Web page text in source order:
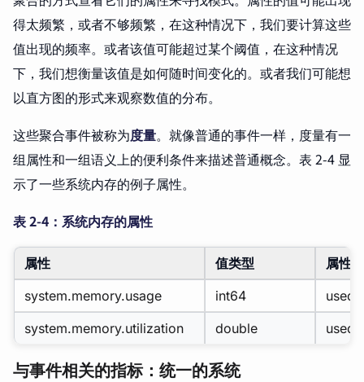
得太频繁，或者不够频繁，在这种情况下，我们要计算这些
值出现的频率。或者该值可能超过某个阈值，在这种情况
下，我们想衡量该值是如何随时间变化的。或者我们可能想
以直方图的形式来观察数值的分布。
这些聚合事件被称为度量。就像普通的事件一样，度量有一
组属性和一组语义上的便利条件来描述普通概念。表 2-4 显
示了一些系统内存的例子属性。
表 2-4：系统内存的属性
属性 值类型
属性值
system.memory.usage
int64
used,
system.memory.utilization
double used,
与事件相关的指标：统一的系统